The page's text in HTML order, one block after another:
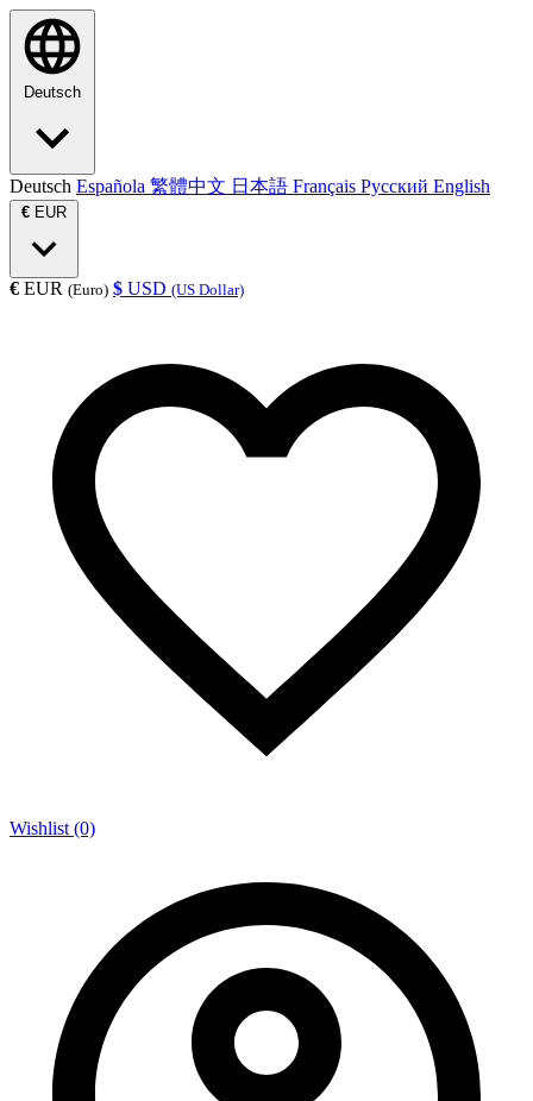
Deutsch
Deutsch Española 繁體中文 日本語 Français Русский English
€ EUR
€ EUR (Euro) $ USD (US Dollar)
Wishlist (0)